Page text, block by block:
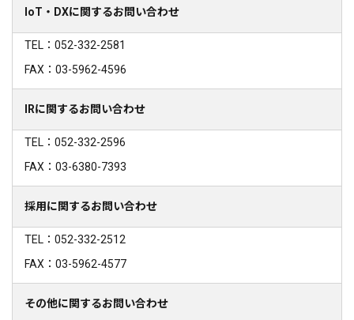
IoT・DXに関するお問い合わせ
TEL：052-332-2581
FAX：03-5962-4596
IRに関するお問い合わせ
TEL：052-332-2596
FAX：03-6380-7393
採用に関するお問い合わせ
TEL：052-332-2512
FAX：03-5962-4577
その他に関するお問い合わせ